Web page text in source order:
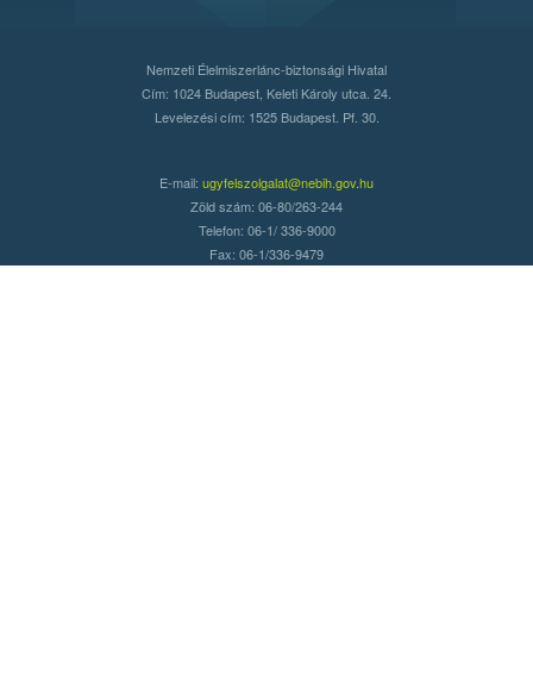
Nemzeti Élelmiszerlánc-biztonsági Hivatal
Cím: 1024 Budapest, Keleti Károly utca. 24.
Levelezési cím: 1525 Budapest. Pf. 30.
E-mail: ugyfelszolgalat@nebih.gov.hu
Zöld szám: 06-80/263-244
Telefon: 06-1/ 336-9000
Fax: 06-1/336-9479